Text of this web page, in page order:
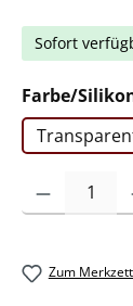
Sofort
Farbe/
Produkt
Zum